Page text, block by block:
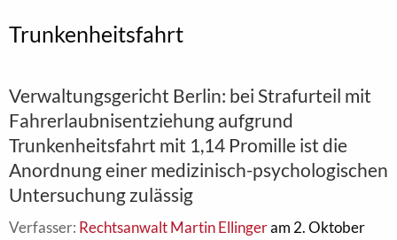
Trunkenheitsfahrt
Verwaltungsgericht Berlin: bei Strafurteil mit
Fahrerlaubnisentziehung aufgrund
Trunkenheitsfahrt mit 1,14 Promille ist die
Anordnung einer medizinisch-psychologischen
Untersuchung zulässig
Verfasser: Rechtsanwalt Martin Ellingeram 2. Oktober